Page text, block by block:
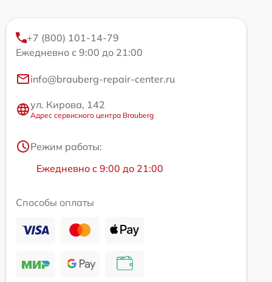
+7 (800) 101-14-79
Ежедневно с 9:00 до 21:00
info@brauberg-repair-center.ru
ул. Кирова, 142
Адрес сервисного центра Brauberg
Режим работы:
Ежедневно с 9:00 до 21:00
Способы оплаты